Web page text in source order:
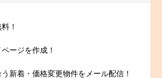
！
ージを作成！
新着・価格変更物件をメール配信！